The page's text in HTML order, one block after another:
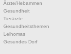
Ärzte/Hebammen
Gesundheit
Tierärzte
Gesundheitsthemen
Leihomas
Gesundes Dorf